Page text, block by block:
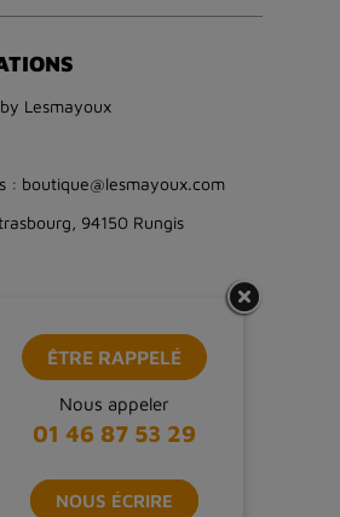
Lesmayoux
: boutique@lesmayoux.com
94150 Rungis
ÊTRE RAPPELÉ
Nous appeler
01 46 87 53 29
NOUS ÉCRIRE